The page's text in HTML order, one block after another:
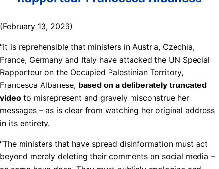
(February 13, 2026)
“It is reprehensible that ministers in Austria, Czechia,
France, Germany and Italy have attacked the UN Special
Rapporteur on the Occupied Palestinian Territory,
Francesca Albanese, based on a deliberately truncated
video to misrepresent and gravely misconstrue her
messages – as is clear from watching her original address
in its entirety.
“The ministers that have spread disinformation must act
beyond merely deleting their comments on social media –